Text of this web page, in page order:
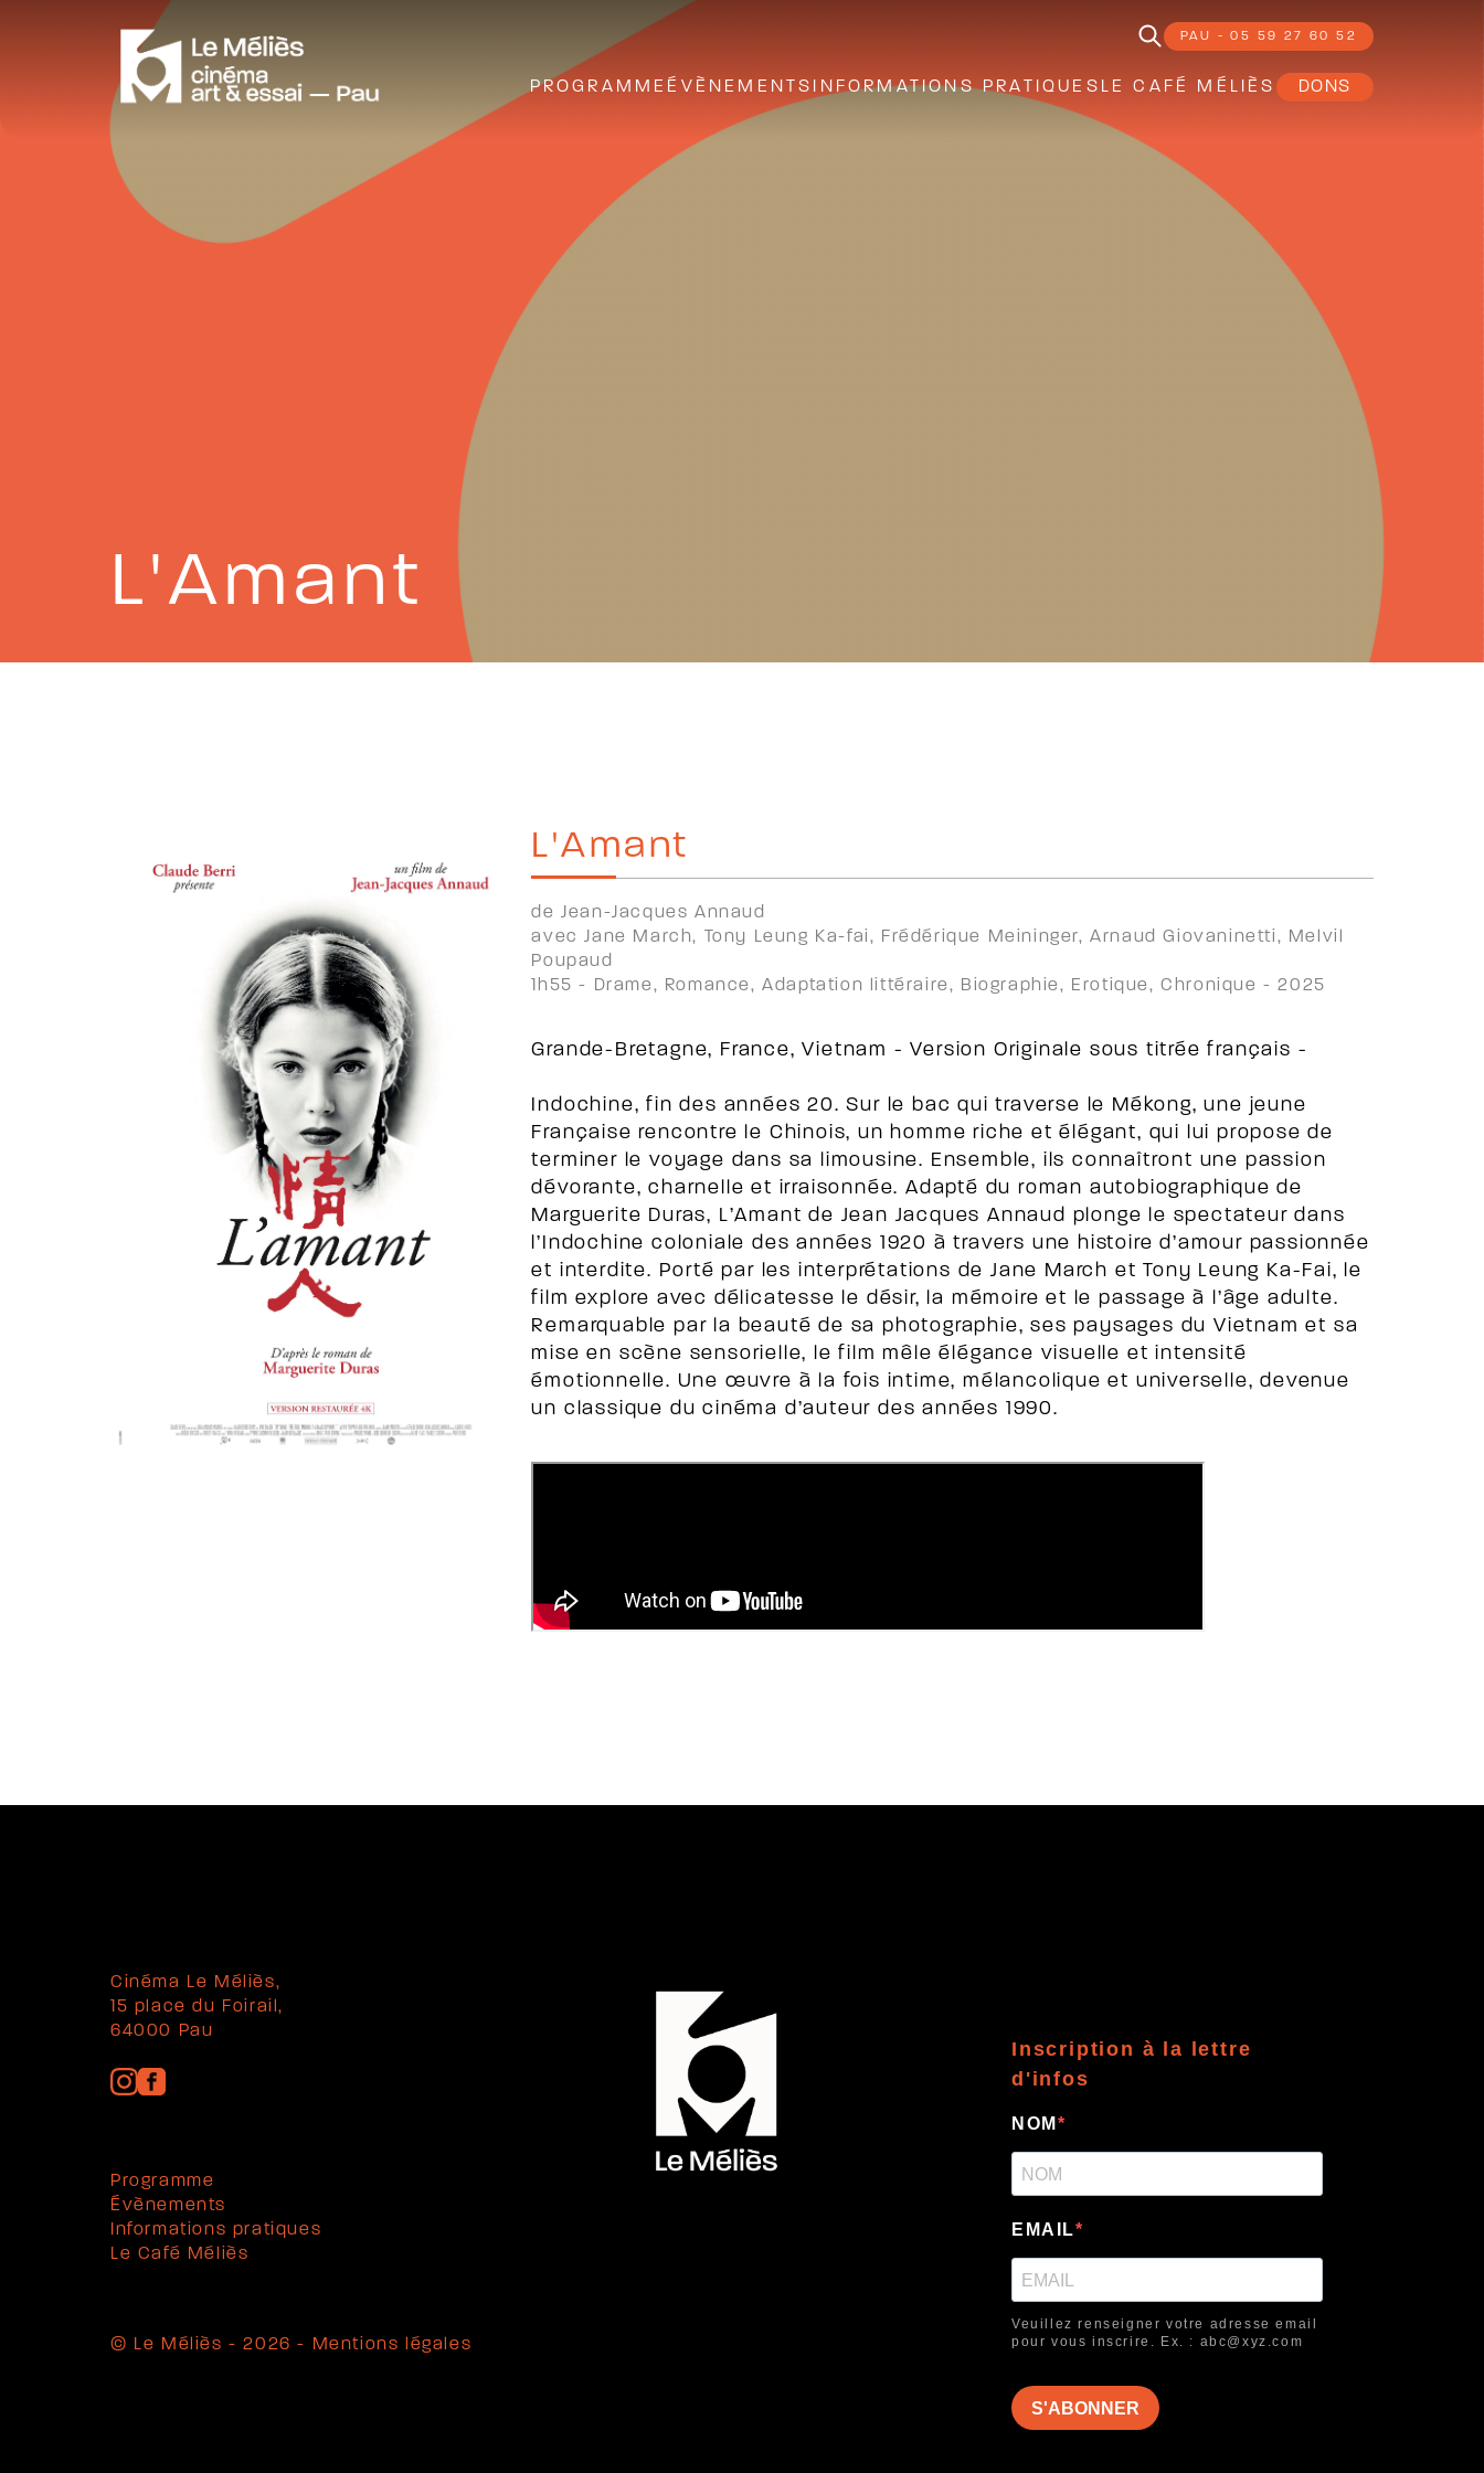
PAU - 05 59 27 60 52
PROGRAMME ÉVÈNEMENTS INFORMATIONS PRATIQUES LE CAFÉ MÉLIÈS DONS
L'Amant
L'Amant
de Jean-Jacques Annaud
avec Jane March, Tony Leung Ka-fai, Frédérique Meininger, Arnaud Giovaninetti, Melvil
Poupaud
1h55 - Drame, Romance, Adaptation littéraire, Biographie, Erotique, Chronique - 2025
Grande-Bretagne, France, Vietnam - Version Originale sous titrée français -
Indochine, fin des années 20. Sur le bac qui traverse le Mékong, une jeune
Française rencontre le Chinois, un homme riche et élégant, qui lui propose de
terminer le voyage dans sa limousine. Ensemble, ils connaîtront une passion
dévorante, charnelle et irraisonnée. Adapté du roman autobiographique de
Marguerite Duras, L’Amant de Jean Jacques Annaud plonge le spectateur dans
l’Indochine coloniale des années 1920 à travers une histoire d’amour passionnée
et interdite. Porté par les interprétations de Jane March et Tony Leung Ka-Fai, le
film explore avec délicatesse le désir, la mémoire et le passage à l’âge adulte.
Remarquable par la beauté de sa photographie, ses paysages du Vietnam et sa
mise en scène sensorielle, le film mêle élégance visuelle et intensité
émotionnelle. Une œuvre à la fois intime, mélancolique et universelle, devenue
un classique du cinéma d’auteur des années 1990.
Cinéma Le Méliès,
15 place du Foirail,
64000 Pau
Programme
Évènements
Informations pratiques
Le Café Méliès
© Le Méliès - 2026 - Mentions légales
Inscription à la lettre
d'infos
NOM
EMAIL
Veuillez renseigner votre adresse email
pour vous inscrire. Ex. : abc@xyz.com
S'ABONNER